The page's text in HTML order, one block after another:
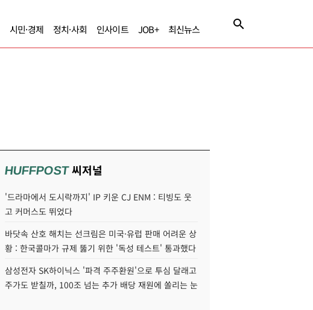
시민·경제 정치·사회 인사이트 JOB+ 최신뉴스
HUFFPOST씨저널
'드라마에서 도시락까지' IP 키운 CJ ENM : 티빙도 웃
고 커머스도 뛰었다
바닷속 산호 해치는 선크림은 미국·유럽 판매 어려운 상
황 : 한국콜마가 규제 뚫기 위한 '독성 테스트' 통과했다
삼성전자 SK하이닉스 '파격 주주환원'으로 투심 달래고
주가도 받칠까, 100조 넘는 추가 배당 재원에 쏠리는 눈